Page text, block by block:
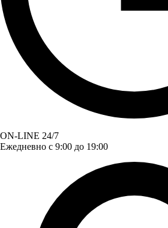
ON-LINE 24/7
Ежедневно с 9:00 до 19:00